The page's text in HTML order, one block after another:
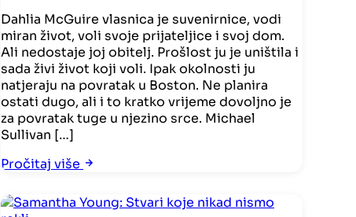
Dahlia McGuire vlasnica je suvenirnice, vodi
miran život, voli svoje prijateljice i svoj dom.
Ali nedostaje joj obitelj. Prošlost ju je uništila i
sada živi život koji voli. Ipak okolnosti ju
natjeraju na povratak u Boston. Ne planira
ostati dugo, ali i to kratko vrijeme dovoljno je
za povratak tuge u njezino srce. Michael
Sullivan […]
Pročitaj više